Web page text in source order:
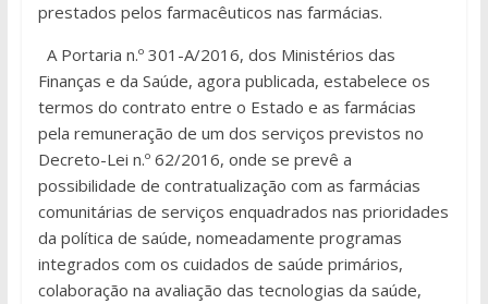
prestados pelos farmacêuticos nas farmácias.
A Portaria n.º 301-A/2016, dos Ministérios das
Finanças e da Saúde, agora publicada, estabelece os
termos do contrato entre o Estado e as farmácias
pela remuneração de um dos serviços previstos no
Decreto-Lei n.º 62/2016, onde se prevê a
possibilidade de contratualização com as farmácias
comunitárias de serviços enquadrados nas prioridades
da política de saúde, nomeadamente programas
integrados com os cuidados de saúde primários,
colaboração na avaliação das tecnologias da saúde,